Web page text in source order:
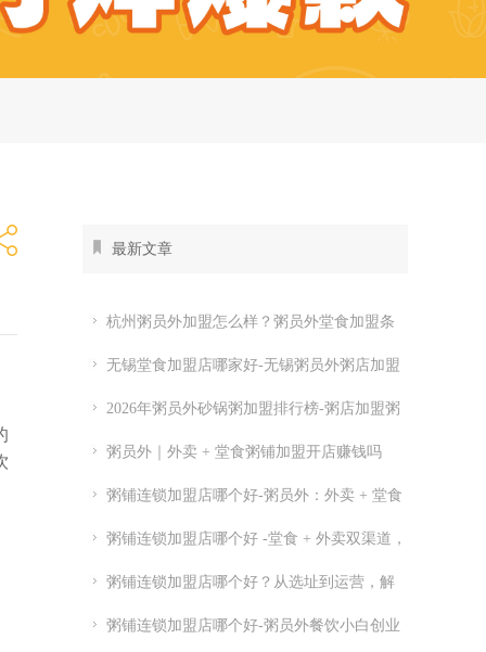
最新文章
杭州粥员外加盟怎么样？粥员外堂食加盟条
无锡堂食加盟店哪家好-无锡粥员外粥店加盟
2026年粥员外砂锅粥加盟排行榜-粥店加盟粥
员外开店怎么样
粥员外｜外卖 + 堂食粥铺加盟开店赚钱吗
粥铺连锁加盟店哪个好-粥员外：外卖 + 堂食
粥铺加盟
粥铺连锁加盟店哪个好 -堂食 + 外卖双渠道，
优质连锁粥员外加盟推荐
粥铺连锁加盟店哪个好？从选址到运营，解
析连锁开店关键点
粥铺连锁加盟店哪个好-粥员外餐饮小白创业